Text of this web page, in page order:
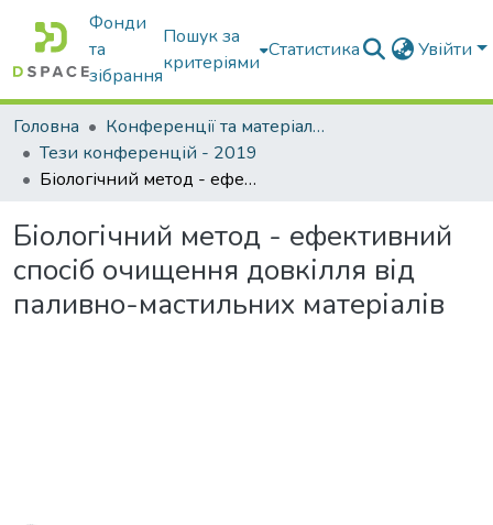
Фонди
та
зібрання
Пошук за
критеріями
Статистика Увійти
Головна
Конференції та матеріали конференцій
Тези конференцій - 2019
Біологічний метод - ефективний спосіб очищення довкілля від паливно-мастильних матеріалів
Біологічний метод - ефективний
спосіб очищення довкілля від
паливно-мастильних матеріалів